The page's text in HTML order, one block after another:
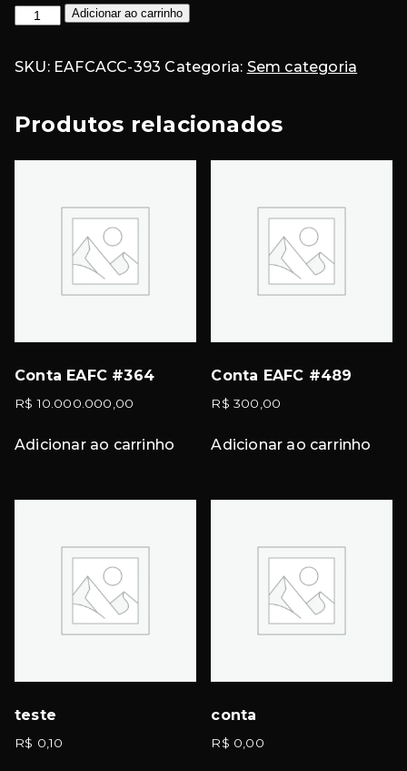
Conta
#393
Adicionar ao carrinho
SKU: EAFCACC-393 Categoria: Sem categoria
Produtos relacionados
Conta EAFC #364
R$ 10.000.000,00
Adicionar ao carrinho
Conta EAFC #489
R$ 300,00
Adicionar ao carrinho
teste
R$ 0,10
conta
R$ 0,00